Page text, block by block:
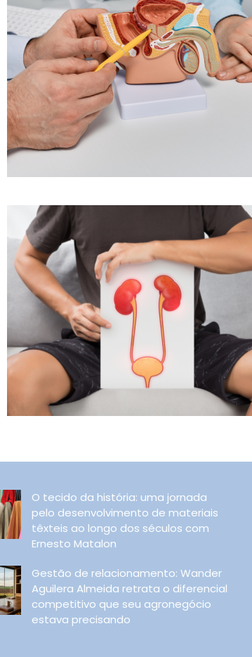
O tecido da história: uma jornada
pelo desenvolvimento de materiais
têxteis ao longo dos séculos com
Ernesto Matalon
Gestão de relacionamento: Wander
Aguilera Almeida retrata o diferencial
competitivo que seu agronegócio
estava precisando